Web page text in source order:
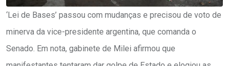
‘Lei de Bases’ passou com mudanças e precisou de voto de
minerva da vice-presidente argentina, que comanda o
Senado. Em nota, gabinete de Milei afirmou que